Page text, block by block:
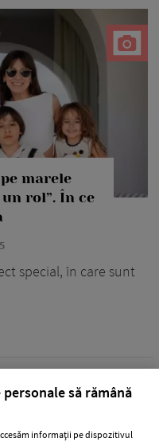
marele
rol”. În ce
special, în care sunt
să rămână
informații pe dispozitivul